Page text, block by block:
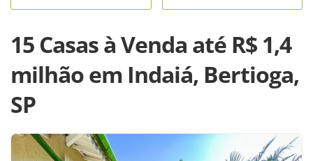
15 Casas à Venda até R$ 1,4
milhão em Indaiá, Bertioga,
SP